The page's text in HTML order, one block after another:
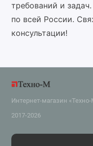
требований и
по всей России.
консультации!
Интернет-магазин
2017-2026
Поддержка